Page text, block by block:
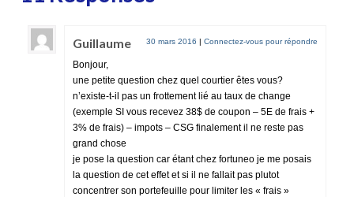
Guillaume 30 mars 2016 | Connectez-vous pour répondre
Bonjour,
une petite question chez quel courtier êtes vous?
n’existe-t-il pas un frottement lié au taux de change
(exemple SI vous recevez 38$ de coupon – 5E de frais +
3% de frais) – impots – CSG finalement il ne reste pas
grand chose
je pose la question car étant chez fortuneo je me posais
la question de cet effet et si il ne fallait pas plutot
concentrer son portefeuille pour limiter les « frais »